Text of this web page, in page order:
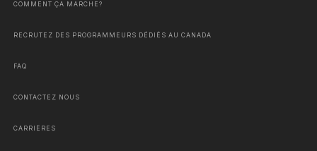
COMMENT ÇA MARCHE?
RECRUTEZ DES PROGRAMMEURS DÉDIÉS AU CANADA
FAQ
CONTACTEZ NOUS
CARRIÈRES